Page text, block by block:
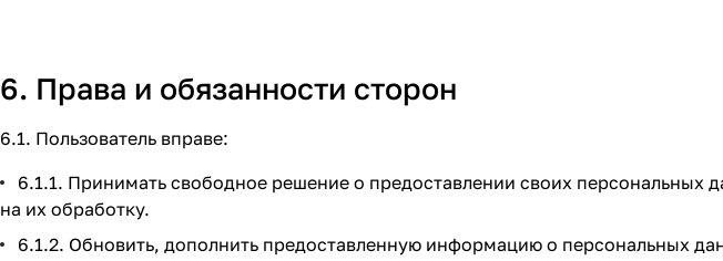
6. Права и обязанности сторон
6.1. Пользователь вправе:
6.1.1. Принимать свободное решение о предоставлении своих персональных
на их обработку.
6.1.2. Обновить, дополнить предоставленную информацию о персональных